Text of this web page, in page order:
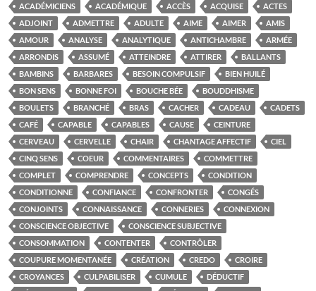
ACADÉMICIENS
ACADÉMIQUE ACCÈS ACQUISE
ACTES
ADJOINT
ADMETTRE ADULTE AIME AIMER
AMIS
AMOUR
ANALYSE ANALYTIQUE ANTICHAMBRE
ARMÉE
ARRONDIS
ASSUMÉ ATTEINDRE ATTIRER
BALLANTS
BAMBINS
BARBARES BESOIN COMPULSIF
BIEN HUILÉ
BON SENS
BONNE FOI BOUCHE BÉE
BOUDDHISME
BOULETS
BRANCHÉ BRAS CACHER CADEAU
CADETS
CAFÉ
CAPABLE CAPABLES CAUSE
CEINTURE
CERVEAU
CERVELLE CHAIR CHANTAGE AFFECTIF
CIEL
CINQ SENS
COEUR COMMENTAIRES
COMMETTRE
COMPLET
COMPRENDRE CONCEPTS
CONDITION
CONDITIONNE
CONFIANCE CONFRONTER
CONGÉS
CONJOINTS
CONNAISSANCE CONNERIES
CONNEXION
CONSCIENCE OBJECTIVE
CONSCIENCE SUBJECTIVE
CONSOMMATION
CONTENTER
CONTRÔLER
COUPURE MOMENTANÉE
CRÉATION CREDO
CROIRE
CROYANCES
CULPABILISER CUMULE
DÉDUCTIF